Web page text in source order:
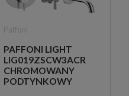
PAFFONI LIGHT
LIG019ZSCW3ACR
CHROMOWANY
PODTYNKOWY